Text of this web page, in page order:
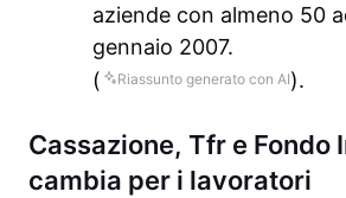
aziende con almeno 50
gennaio 2007.
(
Riassunto generato con AI).
Cassazione, Tfr e Fondo
cambia per i lavoratori